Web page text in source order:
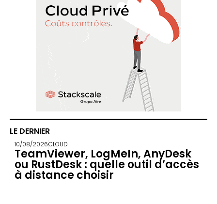
LE DERNIER
10/08/2026CLOUD
TeamViewer, LogMeIn, AnyDesk
ou RustDesk : quelle outil d’accès
à distance choisir